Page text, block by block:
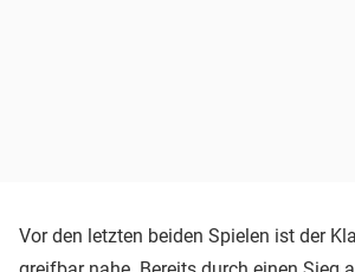
Vor den letzten beiden Spielen ist der